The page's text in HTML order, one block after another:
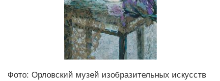
Фото: Орловский музей изобразительных искусств